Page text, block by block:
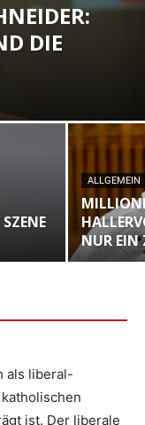
DIE
ALLGEMEIN
NUR EIN
als liberal-
ist. Der liberale